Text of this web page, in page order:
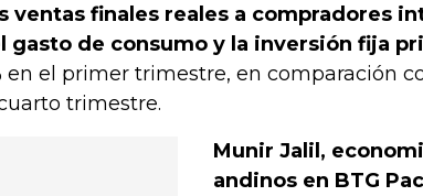
ventas finales reales a compradores
gasto de consumo y la inversión fija
en el primer trimestre, en comparación
trimestre.
Munir Jalil,
andinos en BTG